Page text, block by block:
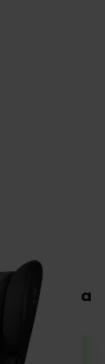
dla
dziś.